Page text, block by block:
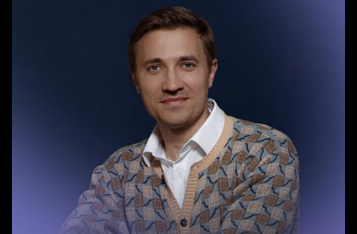
HeadHunter::Коммерческий департамент